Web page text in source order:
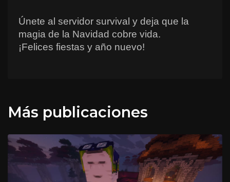
Únete al servidor survival y deja que la
magia de la Navidad cobre vida.
¡Felices fiestas y año nuevo!
Más publicaciones